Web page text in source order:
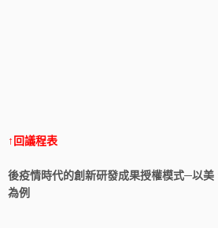
↑回議程表
後疫情時代的創新研發成果授權模式─以美
為例